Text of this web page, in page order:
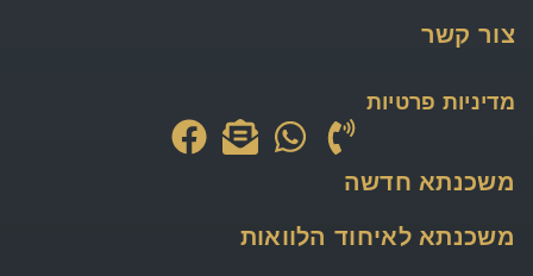
צור קשר
מדיניות פרטיות
משכנתא חדשה
משכנתא לאיחוד הלוואות